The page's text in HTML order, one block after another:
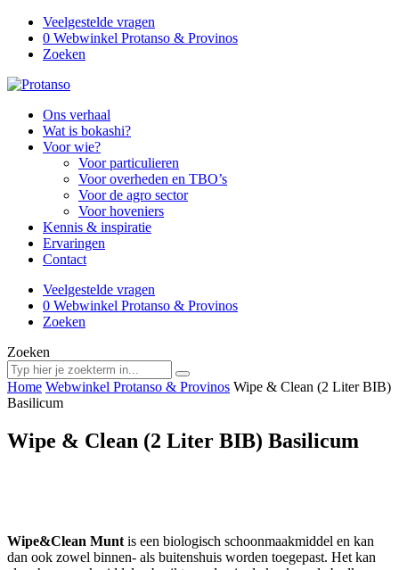
Veelgestelde vragen
0 Webwinkel Protanso & Provinos
Zoeken
Ons verhaal
Wat is bokashi?
Voor wie?
Voor particulieren
Voor overheden en TBO’s
Voor de agro sector
Voor hoveniers
Kennis & inspiratie
Ervaringen
Contact
Veelgestelde vragen
0 Webwinkel Protanso & Provinos
Zoeken
Zoeken
Home Webwinkel Protanso & Provinos Wipe & Clean (2 Liter BIB)
Basilicum
Wipe & Clean (2 Liter BIB) Basilicum
Wipe&Clean Munt is een biologisch schoonmaakmiddel en kan
dan ook zowel binnen- als buitenshuis worden toegepast. Het kan